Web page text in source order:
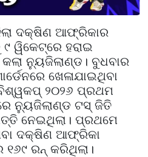
ଦକ୍ଷିଣ ଆଫ୍ରିକାର
ୱିକେଟ୍‌ରେ ହରାଇ
ନ୍ୟୁଜିଲାଣ୍ଡ। ବୁଧବାର
ଖେଳାଯାଇଥିବା
୨୦୨୬ ପ୍ରଥମ
ନ୍ୟୁଜିଲାଣ୍ଡ ଟସ୍ ଜିତି
ନେଇଥିଲା। ପ୍ରଥମେ
ଦକ୍ଷିଣ ଆଫ୍ରିକା
୧୬୯ ରନ୍ କରିଥିଲା।